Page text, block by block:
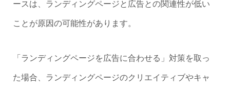
ースは、ランディングページと広告との関連性が低い
ことが原因の可能性があります。
「ランディングページを広告に合わせる」対策を取っ
た場合、ランディングページのクリエイティブやキャ